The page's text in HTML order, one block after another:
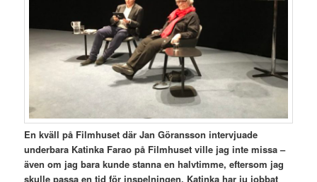
En kväll på Filmhuset där Jan Göransson intervjuade
underbara Katinka Farao på Filmhuset ville jag inte missa –
även om jag bara kunde stanna en halvtimme, eftersom jag
skulle passa en tid för inspelningen. Katinka har ju jobbat